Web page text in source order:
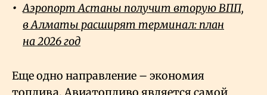
Аэропорт Астаны получит вторую ВПП,
в Алматы расширят терминал: план
на 2026 год
Еще одно направление – экономия
топлива. Авиатопливо является самой